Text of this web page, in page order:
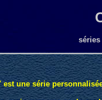
une série